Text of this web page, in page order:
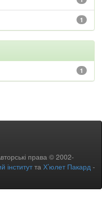
1
1
права © 2002-
інститутта Х’юлет Пакард -